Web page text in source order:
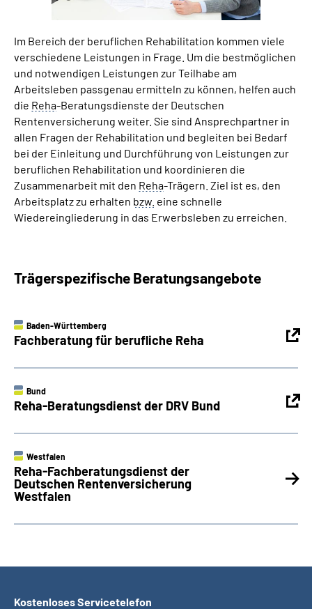
Language
Inhalte in Gebärdensprache (DGS)
Leichte Sprache
Mein Kundenportal
Im Bereich der beruflichen Rehabilitation kommen viele
verschiedene Leistungen in Frage. Um die bestmöglichen
und notwendigen Leistungen zur Teilhabe am
Arbeitsleben passgenau ermitteln zu können, helfen auch
die Reha-Beratungsdienste der Deutschen
Rentenversicherung weiter. Sie sind Ansprechpartner in
allen Fragen der Rehabilitation und begleiten bei Bedarf
bei der Einleitung und Durchführung von Leistungen zur
beruflichen Rehabilitation und koordinieren die
Zusammenarbeit mit den Reha-Trägern. Ziel ist es, den
Arbeitsplatz zu erhalten bzw. eine schnelle
Wiedereingliederung in das Erwerbsleben zu erreichen.
Trägerspezifische Beratungsangebote
Baden-Württemberg
Fachberatung für berufliche Reha
Bund
Reha-Beratungsdienst der DRV Bund
Westfalen
Reha-Fachberatungsdienst der
Deutschen Rentenversicherung
Westfalen
Kostenloses Servicetelefon